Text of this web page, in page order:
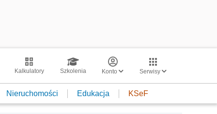
Kalkulatory Szkolenia Konto Serwisy
Nieruchomości Edukacja KSeF